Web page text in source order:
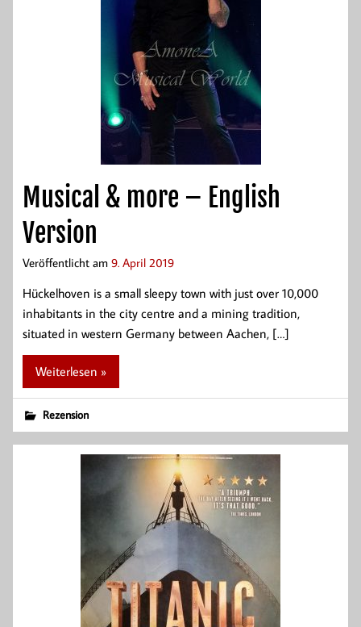
Musical & more – English
Version
Veröffentlicht am 9. April 2019
Hückelhoven is a small sleepy town with just over 10,000
inhabitants in the city centre and a mining tradition,
situated in western Germany between Aachen, […]
Weiterlesen »
Rezension